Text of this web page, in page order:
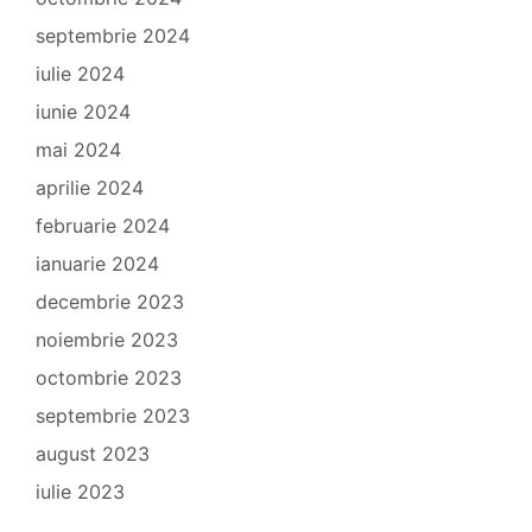
septembrie 2024
iulie 2024
iunie 2024
mai 2024
aprilie 2024
februarie 2024
ianuarie 2024
decembrie 2023
noiembrie 2023
octombrie 2023
septembrie 2023
august 2023
iulie 2023